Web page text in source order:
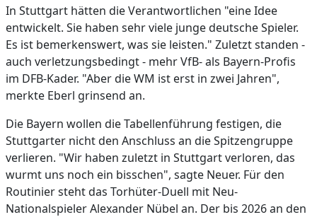
In Stuttgart hätten die Verantwortlichen "eine Idee
entwickelt. Sie haben sehr viele junge deutsche Spieler.
Es ist bemerkenswert, was sie leisten." Zuletzt standen -
auch verletzungsbedingt - mehr VfB- als Bayern-Profis
im DFB-Kader. "Aber die WM ist erst in zwei Jahren",
merkte Eberl grinsend an.
Die Bayern wollen die Tabellenführung festigen, die
Stuttgarter nicht den Anschluss an die Spitzengruppe
verlieren. "Wir haben zuletzt in Stuttgart verloren, das
wurmt uns noch ein bisschen", sagte Neuer. Für den
Routinier steht das Torhüter-Duell mit Neu-
Nationalspieler Alexander Nübel an. Der bis 2026 an den